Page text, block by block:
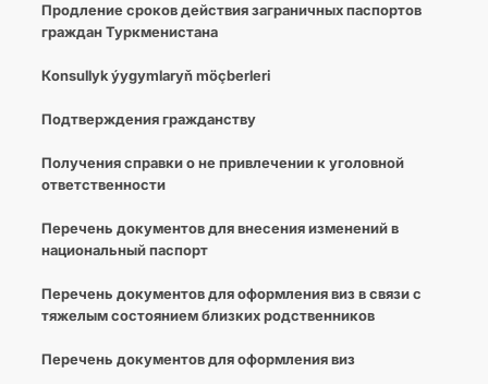
Продление сроков действия заграничных паспортов
граждан Туркменистана
Кonsullyk ýygymlaryň möçberleri
Подтверждения гражданству
Получения справки о не привлечении к уголовной
ответственности
Перечень документов для внесения изменений в
национальный паспорт
Перечень документов для оформления виз в связи с
тяжелым состоянием близких родственников
Перечень документов для оформления виз